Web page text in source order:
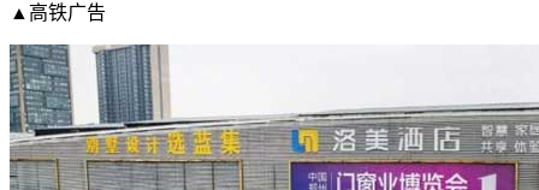
▲高铁广告